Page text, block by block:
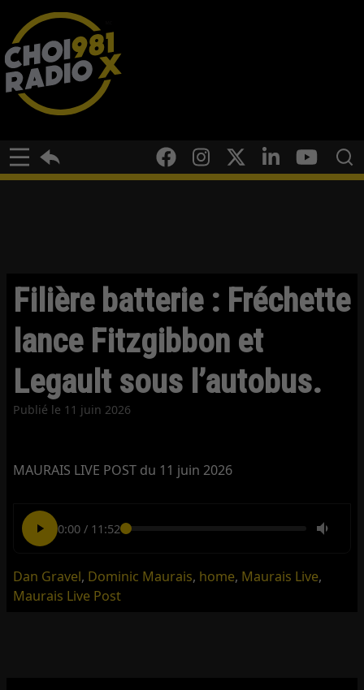
Filière batterie : Fréchette
lance Fitzgibbon et
Legault sous l’autobus.
Publié le 11 juin 2026
MAURAIS LIVE POST du 11 juin 2026
0:00/ 11:52
Dan Gravel, Dominic Maurais, home, Maurais Live,
Maurais Live Post